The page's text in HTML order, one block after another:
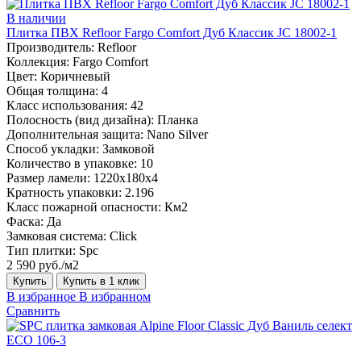
В наличии
Плитка ПВХ Refloor Fargo Comfort Дуб Классик JC 18002-1
Производитель: Refloor
Коллекция: Fargo Comfort
Цвет: Коричневый
Общая толщина: 4
Класс использования: 42
Полосность (вид дизайна): Планка
Дополнительная защита: Nano Silver
Способ укладки: Замковой
Количество в упаковке: 10
Размер ламели: 1220х180х4
Кратность упаковки: 2.196
Класс пожарной опасности: Км2
Фаска: Да
Замковая система: Click
Тип плитки: Spc
2 590 руб./м2
Купить Купить в 1 клик
В избранное В избранном
Сравнить